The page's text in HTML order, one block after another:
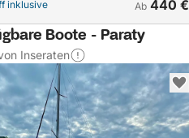
inklusive Ab 440 €
Boote - Paraty
Inseraten